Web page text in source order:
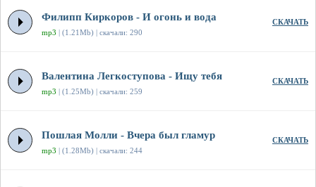
Филипп Киркоров - И огонь и вода
mp3 | (1.21Mb) | скачали: 290
СКАЧАТЬ
Валентина Легкоступова - Ищу тебя
mp3 | (1.25Mb) | скачали: 259
СКАЧАТЬ
Пошлая Молли - Вчера был гламур
mp3 | (1.28Mb) | скачали: 244
СКАЧАТЬ